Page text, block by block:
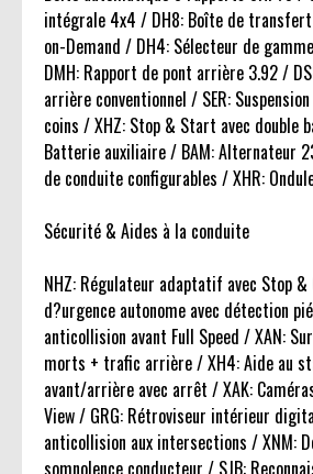
intégrale 4x4 / DH8: Boîte de
on-Demand / DH4: Sélecteur de
DMH: Rapport de pont arrière 3.92 /
arrière conventionnel / SER:
coins / XHZ: Stop & Start avec double
Batterie auxiliaire / BAM: Alternateur
de conduite configurables / XHR:
Sécurité & Aides à la conduite
NHZ: Régulateur adaptatif avec Stop &
d?urgence autonome avec détection
anticollision avant Full Speed / XAN:
morts + trafic arrière / XH4: Aide au
avant/arrière avec arrêt / XAK:
View / GRG: Rétroviseur intérieur
anticollision aux intersections / XNM: